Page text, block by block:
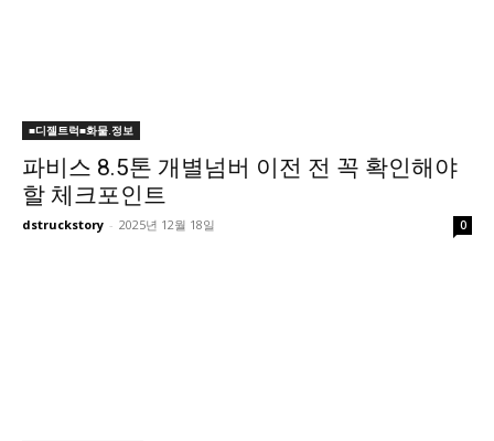
■디젤트럭■화물.정보
파비스 8.5톤 개별넘버 이전 전 꼭 확인해야
할 체크포인트
dstruckstory - 2025년 12월 18일 0